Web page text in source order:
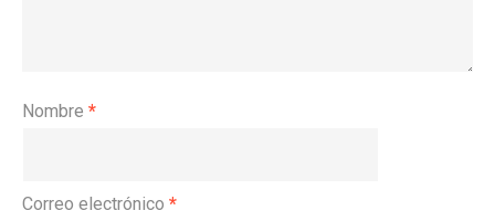
Nombre *
Correo electrónico *